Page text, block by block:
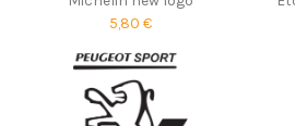
5,80 €